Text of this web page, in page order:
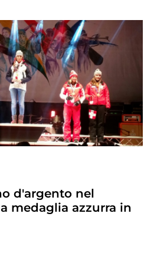
d'argento nel
medaglia azzurra in